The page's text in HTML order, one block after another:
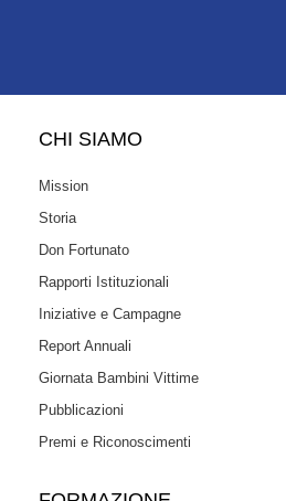
CHI SIAMO
Mission
Storia
Don Fortunato
Rapporti Istituzionali
Iniziative e Campagne
Report Annuali
Giornata Bambini Vittime
Pubblicazioni
Premi e Riconoscimenti